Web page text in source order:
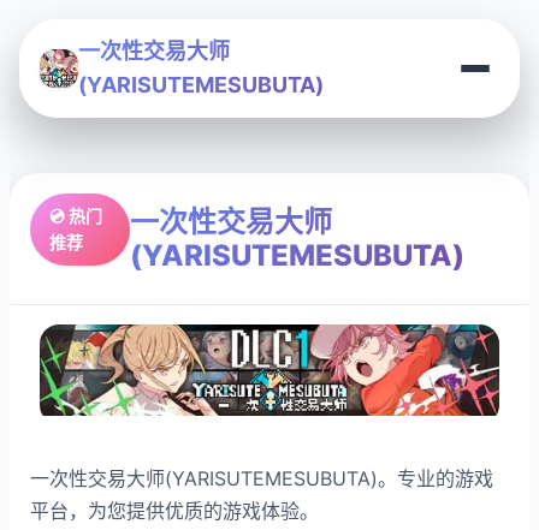
一次性交易大师
(YARISUTEMESUBUTA)
💿 热门
推荐
一次性交易大师
(YARISUTEMESUBUTA)
一次性交易大师(YARISUTEMESUBUTA)。专业的游戏
平台，为您提供优质的游戏体验。